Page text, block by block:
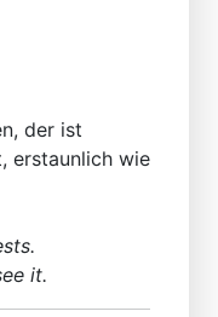
der ist
erstaunlich wie
it.